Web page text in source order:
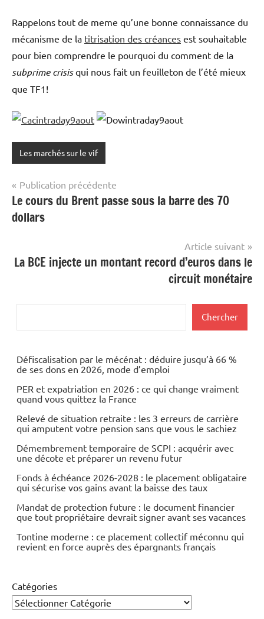
Rappelons tout de meme qu’une bonne connaissance du
mécanisme de la titrisation des créances est souhaitable
pour bien comprendre le pourquoi du comment de la
subprime crisisqui nous fait un feuilleton de l’été mieux
que TF1!
Les marchés sur le vif
Navigation
de
l’article
Publication précédente
Le cours du Brent passe sous la barre des 70
dollars
Article suivant
La BCE injecte un montant record d’euros dans le
circuit monétaire
Chercher
Défiscalisation par le mécénat : déduire jusqu’à 66 %
de ses dons en 2026, mode d’emploi
PER et expatriation en 2026 : ce qui change vraiment
quand vous quittez la France
Relevé de situation retraite : les 3 erreurs de carrière
qui amputent votre pension sans que vous le sachiez
Démembrement temporaire de SCPI : acquérir avec
une décote et préparer un revenu futur
Fonds à échéance 2026-2028 : le placement obligataire
qui sécurise vos gains avant la baisse des taux
Mandat de protection future : le document financier
que tout propriétaire devrait signer avant ses vacances
Tontine moderne : ce placement collectif méconnu qui
revient en force auprès des épargnants français
Catégories